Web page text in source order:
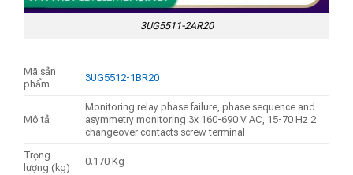
3UG5511-2AR20
Mã sản
phẩm
3UG5512-1BR20
Mô tả
Monitoring relay phase failure, phase sequence and
asymmetry monitoring 3x 160-690 V AC, 15-70 Hz 2
changeover contacts screw terminal
Trọng
lượng (kg)
0.170 Kg